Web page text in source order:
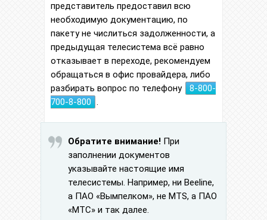
представитель предоставил всю
необходимую документацию, по
пакету не числиться задолженности, а
предыдущая телесистема всё равно
отказывает в переходе, рекомендуем
обращаться в офис провайдера, либо
разбирать вопрос по телефону
8-800-
700-8-800 .
Обратите внимание! При
заполнении документов
указывайте настоящие имя
телесистемы. Например, ни Beeline,
а ПАО «Вымпелком», не MTS, а ПАО
«МТС» и так далее.